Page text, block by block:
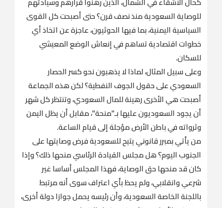
للوصاية السعودية منذ نصف قرن؟ حتى أصبحت كل القوى
السياسية اليمنية، بما فيها الحوثيون، عاجزة عن اتخاذ أي
خطوات اقتصادية تساهم في إنعاش الوضع المعيشي
للسكان.
‏وعلى سبيل المثال، لماذا لا يذهبون نحو كسر الحصار
السعودي على حقول الجوف النفطية؟ لكن هذه الجماعة
أصبحت هي الأخرى رهينة للمال السعودي، وتنتظر كل شهر
أن يجود السعوديون عليها بـ"منحة"، مقابل أن يظل اليمن
وثرواته في باطن الأرض مؤجلة إلى قيام الساعة.
‏من يأتي بمبرر قانوني يتيح للسعودية فرض وصايتها على
الجنوب اليوم؟ هل مجلس القيادة الرئاسي منحها ذلك؟ وإذا
كان قد منحها حق الوصاية، فهذا المجلس أساسا غير
شرعي وانقلابي، ولم يحظ بأي اعتراف سوى أنه مرتبط
باللجنة الخاصة السعودية، وأن رئيسه يحمل جوازا دولة أخرى،